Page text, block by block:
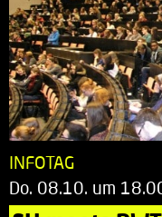
INFOTAG
Do. 08.10. um